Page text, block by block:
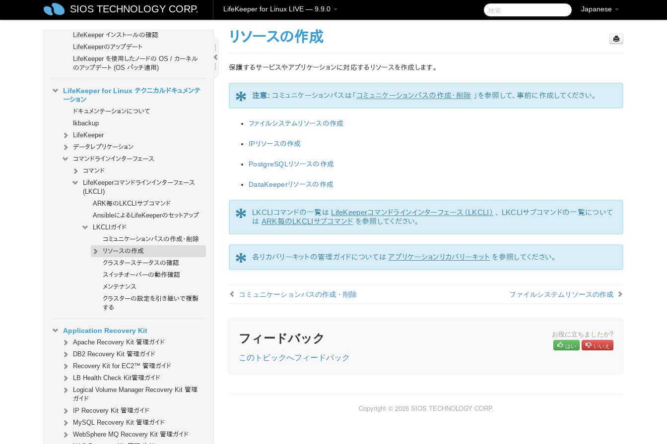
Japanese
SIOS TECHNOLOGY CORP. LifeKeeper for Linux LIVE — 9.9.0
LifeKeeperソフトウェアのインストール
セットアップスクリプトの操作
LifeKeeper インストールの確認
LifeKeeperのアップデート
LifeKeeper を使用したノードの OS / カーネル
のアップデート (OS パッチ適用)
LifeKeeper for Linux テクニカルドキュメンテ
ーション
ドキュメンテーションについて
lkbackup
LifeKeeper
データレプリケーション
コマンドラインインターフェース
コマンド
LifeKeeperコマンドラインインターフェース
(LKCLI)
ARK毎のLKCLIサブコマンド
AnsibleによるLifeKeeperのセットアップ
LKCLIガイド
コミュニケーションパスの作成・削除
リソースの作成
クラスターステータスの確認
スイッチオーバーの動作確認
メンテナンス
クラスターの設定を引き継いで複製
する
Application Recovery Kit
Apache Recovery Kit 管理ガイド
DB2 Recovery Kit 管理ガイド
Recovery Kit for EC2™ 管理ガイド
LB Health Check Kit管理ガイド
Logical Volume Manager Recovery Kit 管理
ガイド
IP Recovery Kit 管理ガイド
MySQL Recovery Kit 管理ガイド
WebSphere MQ Recovery Kit 管理ガイド
リソースの作成
保護するサービスやアプリケーションに対応するリソースを作成します。
* 注意: コミュニケーションパスは「コミュニケーションパスの作成・削除 」を参照して、事前に作成してください。
ファイルシステムリソースの作成
IPリソースの作成
PostgreSQLリソースの作成
DataKeeperリソースの作成
* LKCLIコマンドの一覧は LifeKeeperコマンドラインインターフェース（LKCLI） 、 LKCLIサブコマンドの一覧について
は ARK毎のLKCLIサブコマンド を参照してください。
* 各リカバリーキットの管理ガイドについてはアプリケーションリカバリーキット を参照してください。
コミュニケーションパスの作成・削除 ファイルシステムリソースの作成
フィードバック お役に立ちましたか?
はい いいえ
このトピックへフィードバック
Copyright © 2026 SIOS TECHNOLOGY CORP.